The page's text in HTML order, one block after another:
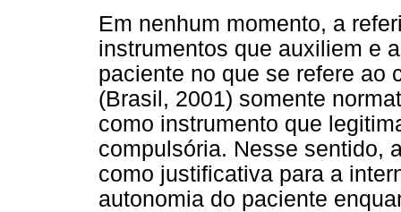
Em nenhum momento, a
instrumentos que auxiliem e
paciente no que se refere ao
(Brasil, 2001) somente
como instrumento que
compulsória. Nesse sentido,
como justificativa para a
autonomia do paciente